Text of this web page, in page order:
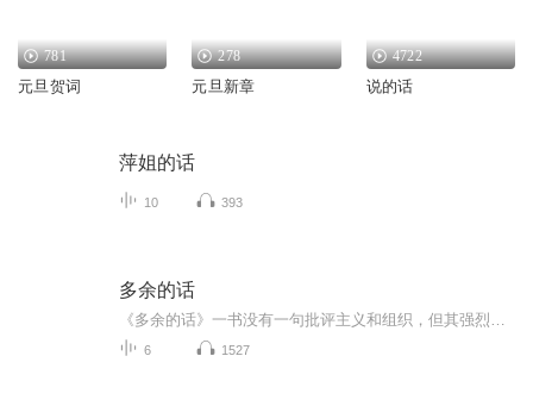
781
元旦贺词
278
元旦新章
4722
说的话
萍姐的话
10 393
多余的话
6 1527